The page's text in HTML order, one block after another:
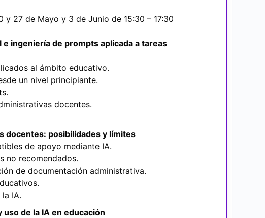
27 de Mayo y 3 de Junio de 15:30 – 17:30
ingeniería de prompts aplicada a tareas
al ámbito educativo.
un nivel principiante.
docentes.
docentes: posibilidades y límites
de apoyo mediante IA.
no recomendados.
de documentación administrativa.
IA.
de la IA en educación